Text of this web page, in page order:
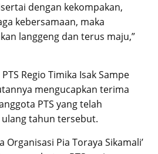
dengan kekompakan,
kebersamaan, maka
langgeng dan terus maju,”
Regio Timika Isak Sampe
mengucapkan terima
PTS yang telah
tahun tersebut.
Organisasi Pia Toraya Sikamali’